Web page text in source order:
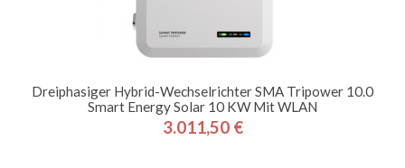
Dreiphasiger Hybrid-Wechselrichter SMA Tripower 10.0
Smart Energy Solar 10 KW Mit WLAN
Preis
3.011,50 €